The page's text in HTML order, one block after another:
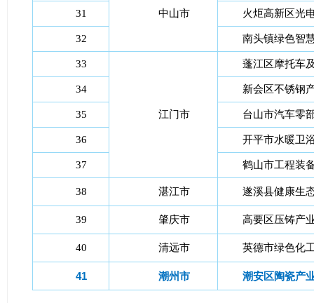
中山市
31 火炬高新区光
32 南头镇绿色智
33
江门市
蓬江区摩托车
34 新会区不锈钢
35 台山市汽车零
36 开平市水暖卫
37 鹤山市工程装
38 湛江市 遂溪县健康生
39 肇庆市 高要区压铸产
40 清远市 英德市绿色化
41 潮州市 潮安区陶瓷产